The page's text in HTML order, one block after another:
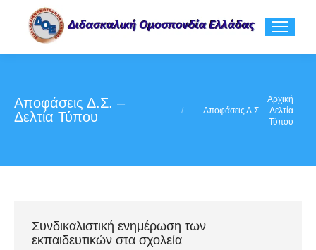
Αποφάσεις Δ.Σ. –
Δελτία Τύπου
Αρχική
Αποφάσεις Δ.Σ. – Δελτία
Τύπου
Συνδικαλιστική ενημέρωση των
εκπαιδευτικών στα σχολεία